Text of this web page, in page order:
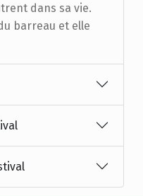
dans sa vie.
barreau et elle